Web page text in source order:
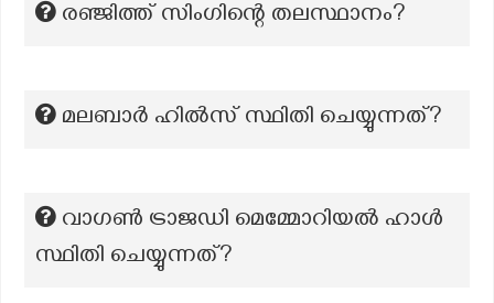
രഞ്ജിത്ത് സിംഗിന്റെ തലസ്ഥാനം?
മലബാർ ഹിൽസ് സ്ഥിതി ചെയ്യുന്നത്?
വാഗൺ ട്രാജഡി മെമ്മോറിയൽ ഹാൾ
സ്ഥിതി ചെയ്യുന്നത്?